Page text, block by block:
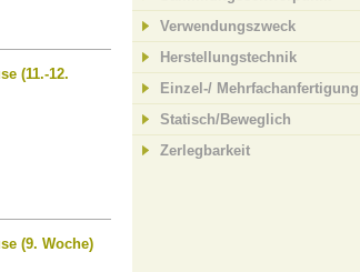
(11.-12.
(9. Woche)
Verwendungszweck
Herstellungstechnik
Einzel-/ Mehrfachanfertigung
Statisch/Beweglich
Zerlegbarkeit